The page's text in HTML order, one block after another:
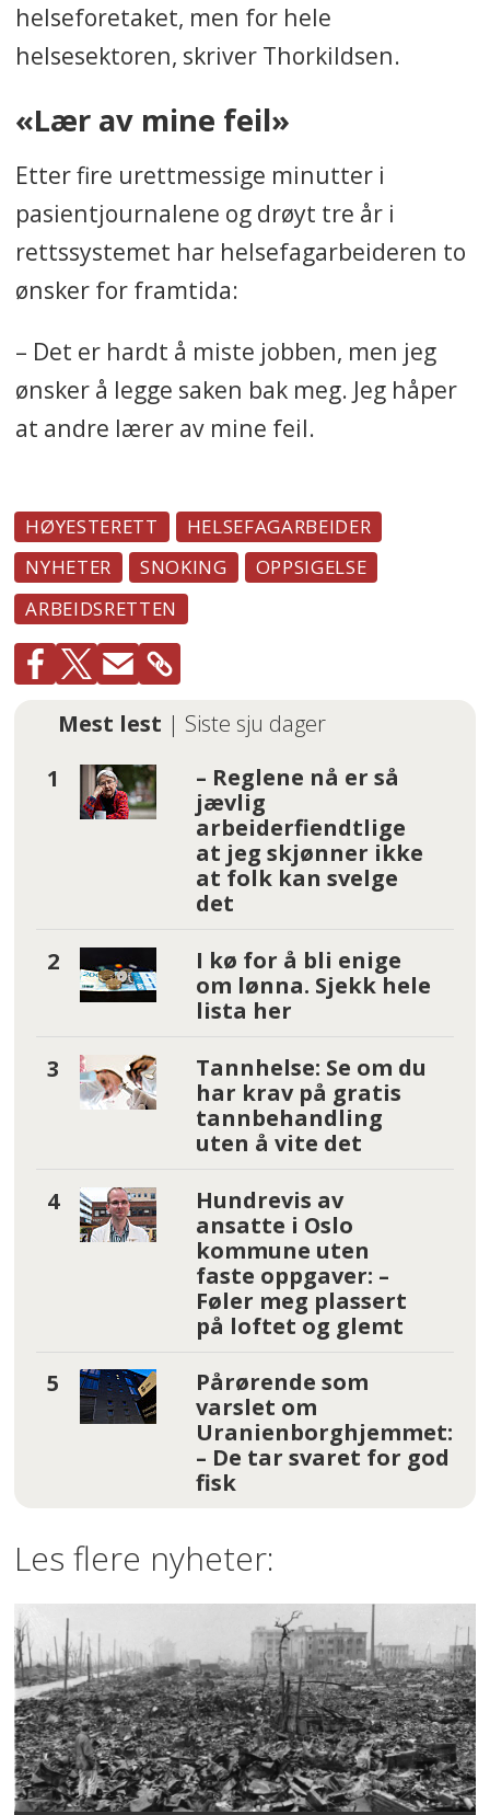
helseforetaket, men for hele
helsesektoren, skriver Thorkildsen.
«Lær av mine feil»
Etter fire urettmessige minutter i
pasientjournalene og drøyt tre år i
rettssystemet har helsefagarbeideren to
ønsker for framtida:
– Det er hardt å miste jobben, men jeg
ønsker å legge saken bak meg. Jeg håper
at andre lærer av mine feil.
HØYESTERETT
HELSEFAGARBEIDER
NYHETER
SNOKING
OPPSIGELSE
ARBEIDSRETTEN
Mest lest | Siste sju dager
– Reglene nå er så
jævlig
arbeiderfiendtlige
at jeg skjønner ikke
at folk kan svelge
det
I kø for å bli enige
om lønna. Sjekk hele
lista her
Tannhelse: Se om du
har krav på gratis
tannbehandling
uten å vite det
Hundrevis av
ansatte i Oslo
kommune uten
faste oppgaver: –
Føler meg plassert
på loftet og glemt
Pårørende som
varslet om
Uranienborghjemmet:
– De tar svaret for god
fisk
Les flere nyheter: